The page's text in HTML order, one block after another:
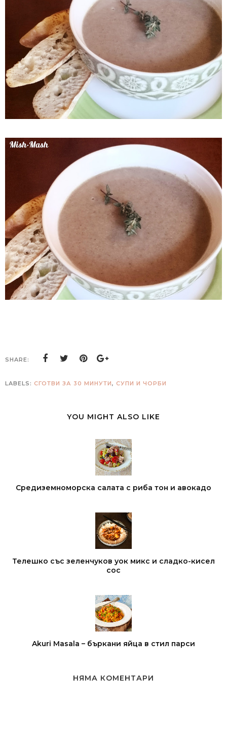
SHARE:
LABELS: СГОТВИ ЗА 30 МИНУТИ, СУПИ И ЧОРБИ
YOU MIGHT ALSO LIKE
Средиземноморска салата с риба тон и авокадо
Телешко със зеленчуков уок микс и сладко-кисел
сос
Akuri Masala – бъркани яйца в стил парси
НЯМА КОМЕНТАРИ